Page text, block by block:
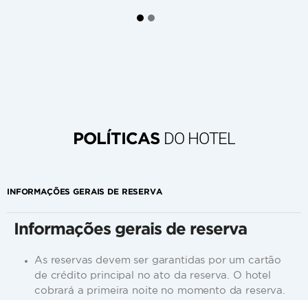
POLÍTICAS DO HOTEL
INFORMAÇÕES GERAIS DE RESERVA
Informações gerais de reserva
As reservas devem ser garantidas por um cartão
de crédito principal no ato da reserva. O hotel
cobrará a primeira noite no momento da reserva.